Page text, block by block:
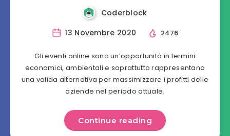
Coderblock
13 Novembre 2020
2476
Gli eventi online sono un’opportunità in termini
economici, ambientali e soprattutto rappresentano
una valida alternativa per massimizzare i profitti delle
aziende nel periodo attuale.
Continue reading